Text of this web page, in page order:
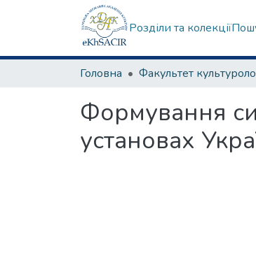
Розділи та колекції
Головна
Формування
установах